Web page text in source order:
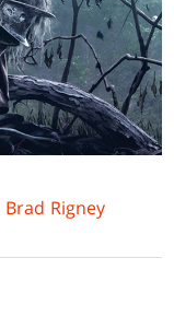
Brad Rigney